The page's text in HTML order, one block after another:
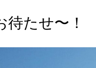
待たせ〜！